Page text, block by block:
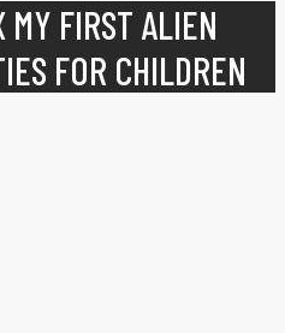
MY FIRST ALIEN
FOR CHILDREN